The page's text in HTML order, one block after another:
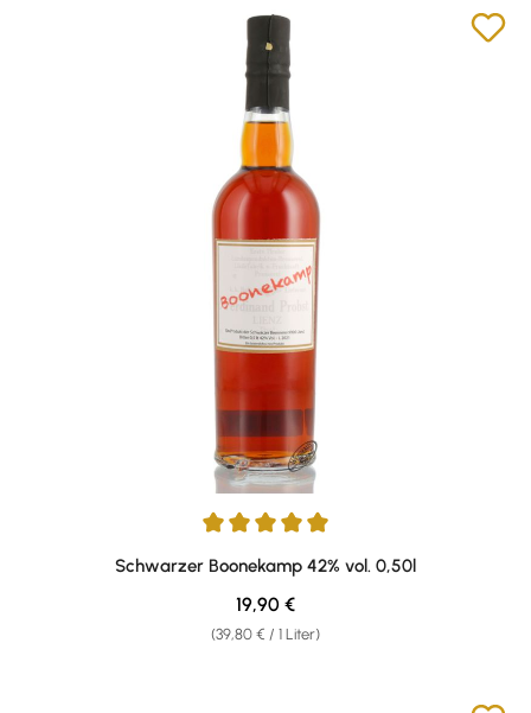
Durchschnittliche Bewertung von 5 von 5 Sternen
Schwarzer Boonekamp 42% vol. 0,50l
(39,80 € / 1 Liter)
Regulärer Preis:
19,90 €